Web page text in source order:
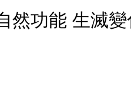
然功能 生滅